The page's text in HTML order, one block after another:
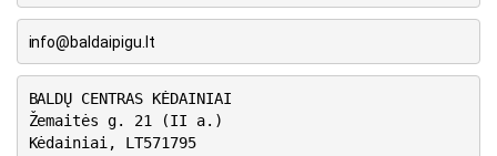
info@baldaipigu.lt
BALDŲ CENTRAS KĖDAINIAI
Žemaitės g. 21 (II a.)
Kėdainiai, LT571795